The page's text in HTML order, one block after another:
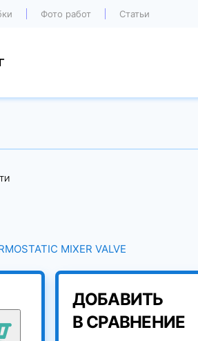
Фото работ Статьи
ДОБАВИТЬ
В СРАВНЕНИЕ